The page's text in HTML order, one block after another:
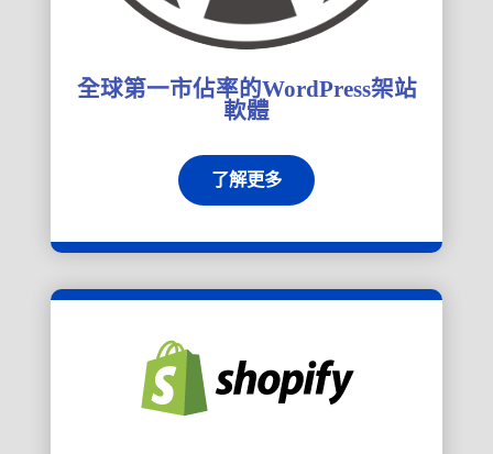
全球第一市佔率的WordPress架站
軟體
了解更多